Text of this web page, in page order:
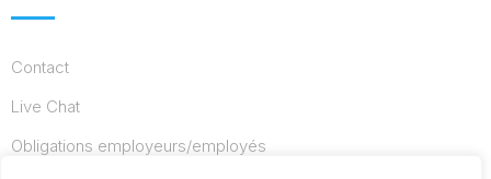
Contact
Live Chat
Obligations employeurs/employés